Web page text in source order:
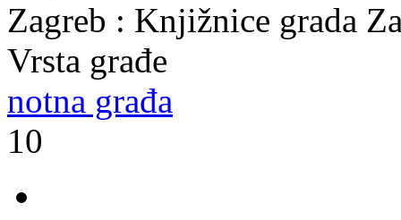
Zagreb : Knjižnice grada
Vrsta građe
notna građa
10